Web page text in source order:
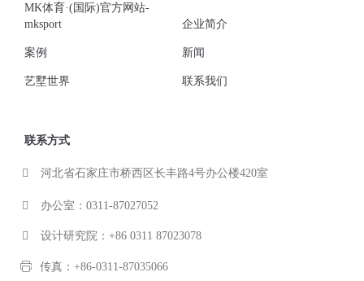
MK体育·(国际)官方网站-
mksport
企业简介
案例 新闻
艺墅世界 联系我们
联系方式
河北省石家庄市桥西区长丰路4号办公楼420室
办公室：0311-87027052
设计研究院：+86 0311 87023078
传真：+86-0311-87035066